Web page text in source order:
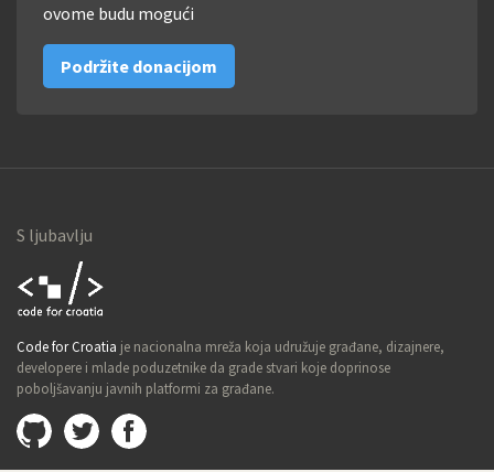
ovome budu mogući
Podržite donacijom
S ljubavlju
Croatia
Code for Croatia je nacionalna mreža koja udružuje građane, dizajnere,
developere i mlade poduzetnike da grade stvari koje doprinose
poboljšavanju javnih platformi za građane.